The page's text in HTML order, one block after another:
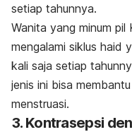
setiap tahunnya.
Wanita yang minum
mengalami siklus haid
kali saja setiap
jenis ini bisa
menstruasi.
3. Kontrasepsi